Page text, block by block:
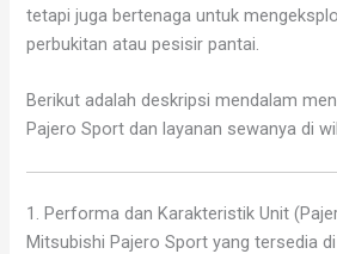
tetapi juga bertenaga untuk
perbukitan atau pesisir pantai.
Berikut adalah deskripsi mendalam
Pajero Sport dan layanan sewanya di
1. Performa dan Karakteristik Unit
Mitsubishi Pajero Sport yang tersedia